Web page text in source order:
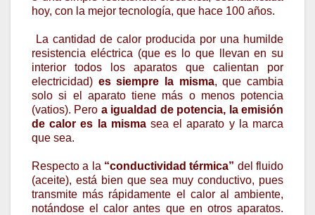
hoy, con la mejor tecnología, que hace 100 años.
La cantidad de calor producida por una humilde
resistencia eléctrica (que es lo que llevan en su
interior todos los aparatos que calientan por
electricidad) es siempre la misma, que cambia
solo si el aparato tiene más o menos potencia
(vatios). Pero a igualdad de potencia, la emisión
de calor es la mismasea el aparato y la marca
que sea.
Respecto a la “conductividad térmica” del fluido
(aceite), está bien que sea muy conductivo, pues
transmite más rápidamente el calor al ambiente,
notándose el calor antes que en otros aparatos.